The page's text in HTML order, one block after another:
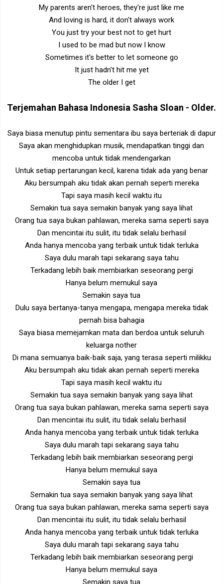
My parents aren't heroes, they're just like me
And loving is hard, it don't always work
You just try your best not to get hurt
I used to be mad but now I know
Sometimes it's better to let someone go
It just hadn't hit me yet
The older I get
Terjemahan Bahasa Indonesia Sasha Sloan - Older.
Saya biasa menutup pintu sementara ibu saya berteriak di dapur
Saya akan menghidupkan musik, mendapatkan tinggi dan
mencoba untuk tidak mendengarkan
Untuk setiap pertarungan kecil, karena tidak ada yang benar
Aku bersumpah aku tidak akan pernah seperti mereka
Tapi saya masih kecil waktu itu
Semakin tua saya semakin banyak yang saya lihat
Orang tua saya bukan pahlawan, mereka sama seperti saya
Dan mencintai itu sulit, itu tidak selalu berhasil
Anda hanya mencoba yang terbaik untuk tidak terluka
Saya dulu marah tapi sekarang saya tahu
Terkadang lebih baik membiarkan seseorang pergi
Hanya belum memukul saya
Semakin saya tua
Dulu saya bertanya-tanya mengapa, mengapa mereka tidak
pernah bisa bahagia
Saya biasa memejamkan mata dan berdoa untuk seluruh
keluarga nother
Di mana semuanya baik-baik saja, yang terasa seperti milikku
Aku bersumpah aku tidak akan pernah seperti mereka
Tapi saya masih kecil waktu itu
Semakin tua saya semakin banyak yang saya lihat
Orang tua saya bukan pahlawan, mereka sama seperti saya
Dan mencintai itu sulit, itu tidak selalu berhasil
Anda hanya mencoba yang terbaik untuk tidak terluka
Saya dulu marah tapi sekarang saya tahu
Terkadang lebih baik membiarkan seseorang pergi
Hanya belum memukul saya
Semakin saya tua
Semakin tua saya semakin banyak yang saya lihat
Orang tua saya bukan pahlawan, mereka sama seperti saya
Dan mencintai itu sulit, itu tidak selalu berhasil
Anda hanya mencoba yang terbaik untuk tidak terluka
Saya dulu marah tapi sekarang saya tahu
Terkadang lebih baik membiarkan seseorang pergi
Hanya belum memukul saya
Semakin saya tua